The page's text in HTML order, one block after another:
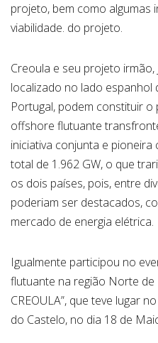
projeto, bem como algumas
viabilidade. do projeto.
Creoula e seu projeto irmão,
localizado no lado espanhol
Portugal, podem constituir
offshore flutuante
iniciativa conjunta e
total de 1.962 GW, o que
os dois países, pois, entre
poderiam ser destacados,
mercado de energia elétrica.
Igualmente participou no
flutuante na região Norte de
CREOULA”, que teve lugar
do Castelo, no dia 18 de